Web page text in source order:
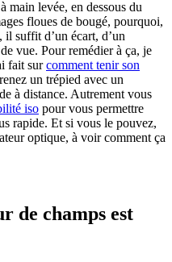
main levée, en dessous du
floues de bougé, pourquoi,
il suffit d’un écart, d’un
vue. Pour remédier à ça, je
fait surcomment tenir son
un trépied avec un
à distance. Autrement vous
iso pour vous permettre
rapide. Et si vous le pouvez,
optique, à voir comment ça
de champs est